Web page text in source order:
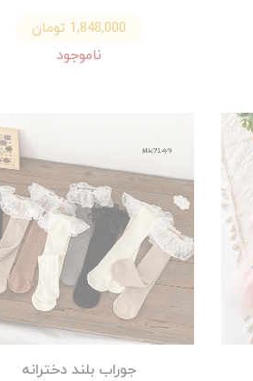
1,848,000 تومان
ناموجود
جوراب بلند دخترانه